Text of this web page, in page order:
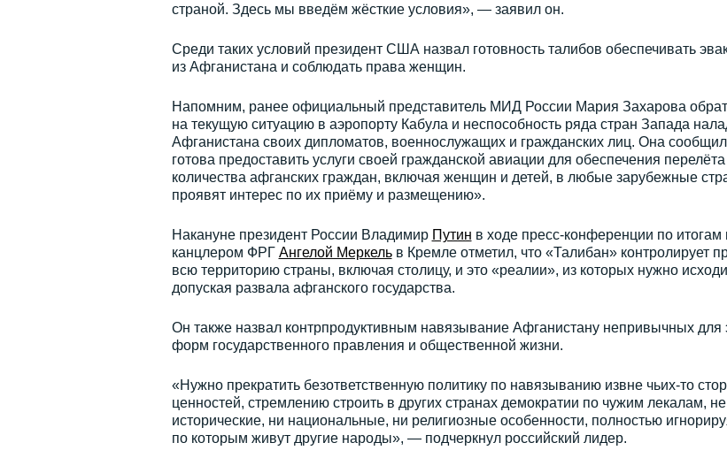
страной. Здесь мы введём жёсткие условия», — заявил он.
Среди таких условий президент США назвал готовность талибов обеспечивать
из Афганистана и соблюдать права женщин.
Напомним, ранее официальный представитель МИД России Мария Захарова
на текущую ситуацию в аэропорту Кабула и неспособность ряда стран Запада
Афганистана своих дипломатов, военнослужащих и гражданских лиц. Она
готова предоставить услуги своей гражданской авиации для обеспечения
количества афганских граждан, включая женщин и детей, в любые зарубежные
проявят интерес по их приёму и размещению».
Накануне президент России Владимир Путин в ходе пресс-конференции по итогам
канцлером ФРГ Ангелой Меркельв Кремле отметил, что «Талибан» контролирует
всю территорию страны, включая столицу, и это «реалии», из которых нужно
допуская развала афганского государства.
Он также назвал контрпродуктивным навязывание Афганистану непривычных для
форм государственного правления и общественной жизни.
«Нужно прекратить безответственную политику по навязыванию извне чьих-то
ценностей, стремлению строить в других странах демократии по чужим лекалам,
исторические, ни национальные, ни религиозные особенности, полностью
по которым живут другие народы», — подчеркнул российский лидер.